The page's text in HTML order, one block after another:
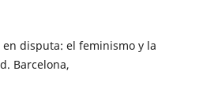
en disputa: el feminismo y la
Barcelona,